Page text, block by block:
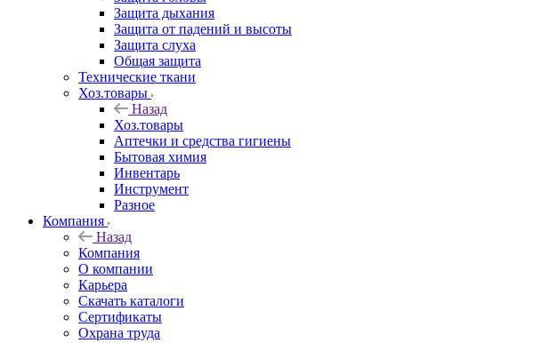
Защита дыхания
Защита от падений и высоты
Защита слуха
Общая защита
Технические ткани
Хоз.товары
Назад
Хоз.товары
Аптечки и средства гигиены
Бытовая химия
Инвентарь
Инструмент
Разное
Компания
Назад
Компания
О компании
Карьера
Cкачать каталоги
Сертификаты
Охрана труда